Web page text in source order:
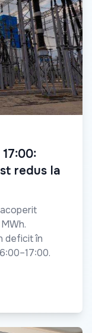
redus la
deficit în